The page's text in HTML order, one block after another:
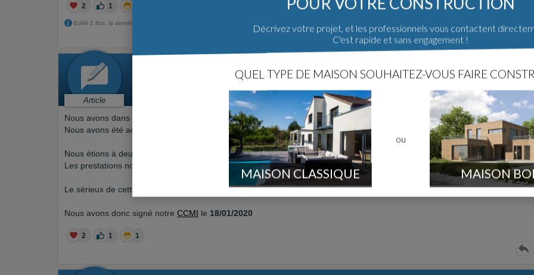
2 1
Edité 1 fois, la dernière fois il y a +5 ans.
Article
« CHOIX CONSTRUCTEUR »
le 05/12/2020 à 19h32
Nous avons dans un premier temps contacté, en septembre 2019, Maison Sésame.
Nous avons été accompagné par un commercial compétent, disponible.
Nous étions à deux doigts de signer avec lui mais sur de nombreux conseils je me suis rendue chez maison ERMI
Les prestations nous ont toutes de suite intéressés.
Le sérieux de cette entreprise nous a séduit.
Nous avons donc signé notre CCMI le 18/01/2020
2 1 1
Décrivez votre projet, et les professionnels vous contactent
C'est rapide et sans engagement !
QUEL TYPE DE MAISON SOUHAITEZ-VOUS FAIRE
MAISON CLASSIQUE
ou
MAISON